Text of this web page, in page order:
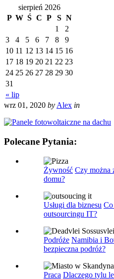
sierpień 2026
P W Ś C P S N
« lip
1
2
3
4 5 6 7 8
9
10 11 12 13 14 15 16
17 18 19 20 21 22 23
24 25 26 27 28 29 30
31
wrz 01, 2020 by Alex in
Polecane Pytania:
Żywność Czy można
domu?
Usługi dla biznesu Co
outsourcingu IT?
Podróże Namibia i
bezpieczna podróż?
Praca Dlaczego tylu